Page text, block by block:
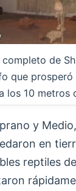
de
que prosperó
los 10 metros
y
en
reptiles